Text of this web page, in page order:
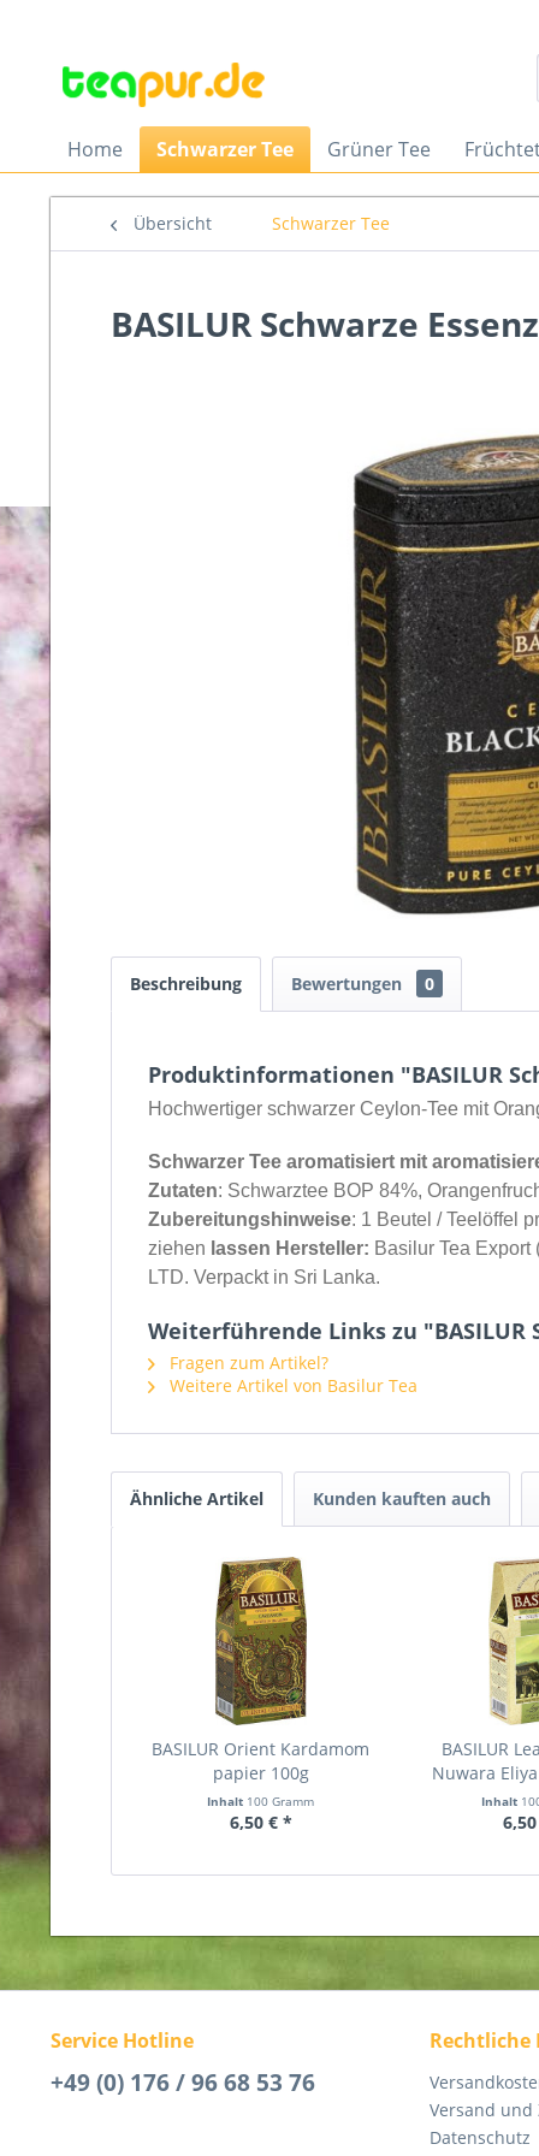
Home Schwarzer Tee Grüner Tee
Übersicht Schwarzer Tee
BASILUR Schwarze
Beschreibung Bewertungen 0
Produktinformationen "BASILUR
Hochwertiger schwarzer Ceylon-Tee mit
Schwarzer Tee aromatisiert mit
Zutaten: Schwarztee BOP 84%,
Zubereitungshinweise: 1 Beutel / Teelöffel
ziehen lassen Hersteller: Basilur Tea Export
LTD. Verpackt in Sri Lanka.
Weiterführende Links zu "BASILUR
Fragen zum Artikel?
Weitere Artikel von Basilur Tea
Ähnliche Artikel Kunden kauften auch
BASILUR Orient Kardamom
papier 100g
Inhalt 100 Gramm
6,50 € *
BASILUR
Nuwara
Inhalt
Service Hotline
+49 (0) 176 / 96 68 53 76
Versand
Datenschutz